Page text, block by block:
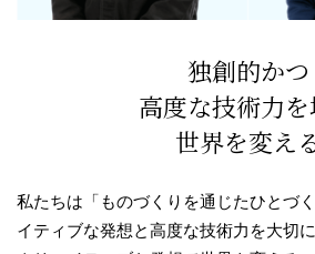
独創的かつ
高度な技術力
世界を変え
私たちは「ものづくりを通じたひとづ
イティブな発想と高度な技術力を大切に